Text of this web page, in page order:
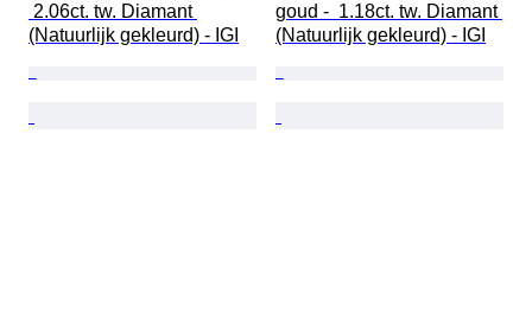
2.06ct. tw. Diamant
(Natuurlijk gekleurd) - IGI
goud -  1.18ct. tw. Diamant
(Natuurlijk gekleurd) - IGI